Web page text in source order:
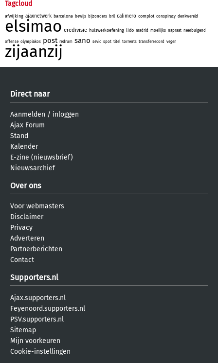
Tagcloud
afwijking ajaxnetwerk barcelona bewijs bijzonders bril calimero complot conspiracy denkwereld
elsimao eredivisie huiswerkoefening lido madrid moeilijks napraat neerbuigend
offense olympiakos post redrum sano sevic spot titel torrents transferrecord vegen
zijaanzij
Direct naar
Aanmelden / inloggen
Ajax Forum
Stand
Kalender
E-zine (nieuwsbrief)
Nieuwsarchief
Over ons
Voor webmasters
Disclaimer
Privacy
Adverteren
Partnerberichten
Contact
Supporters.nl
Ajax.supporters.nl
Feyenoord.supporters.nl
PSV.supporters.nl
Sitemap
Mijn voorkeuren
Cookie-instellingen